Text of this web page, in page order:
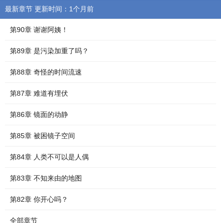
最新章节 更新时间：1个月前
第90章 谢谢阿姨！
第89章 是污染加重了吗？
第88章 奇怪的时间流速
第87章 难道有埋伏
第86章 镜面的动静
第85章 被困镜子空间
第84章 人类不可以是人偶
第83章 不知来由的地图
第82章 你开心吗？
全部章节